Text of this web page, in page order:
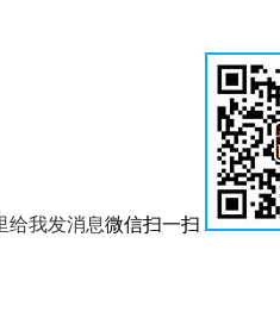
微信扫一扫